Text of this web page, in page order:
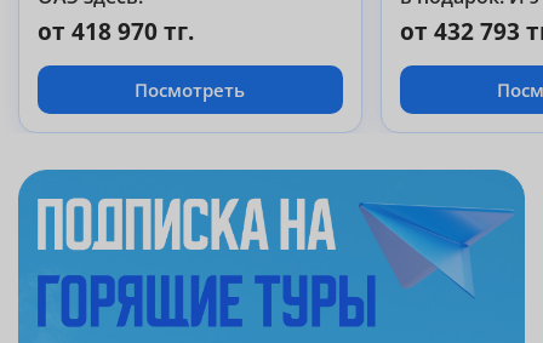
от 418 970 тг.
Посмотреть
Abu Dhabi 5!
от 432 793